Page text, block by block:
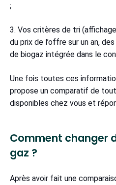
;
3. Vos critères de tri
du prix de l’offre sur un an,
de biogaz intégrée dans le
Une fois toutes ces
propose un comparatif de
disponibles chez vous et
Comment changer
gaz ?
Après avoir fait une